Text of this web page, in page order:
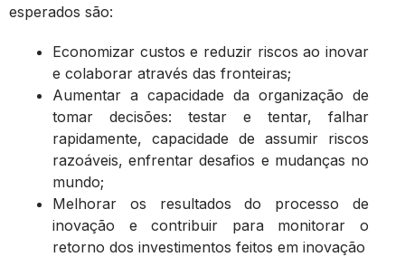
esperados são:
Economizar custos e reduzir riscos ao inovar
e colaborar através das fronteiras;
Aumentar a capacidade da organização de
tomar decisões: testar e tentar, falhar
rapidamente, capacidade de assumir riscos
razoáveis, enfrentar desafios e mudanças no
mundo;
Melhorar os resultados do processo de
inovação e contribuir para monitorar o
retorno dos investimentos feitos em inovação